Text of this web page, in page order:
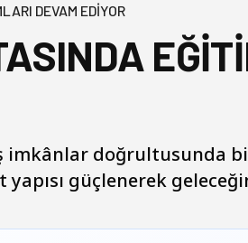
DEVAM EDİYOR
imkânlar doğrultusunda
güçlenerek